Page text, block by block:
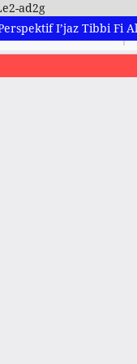
ad2g
I’jaz Tibbi Fi